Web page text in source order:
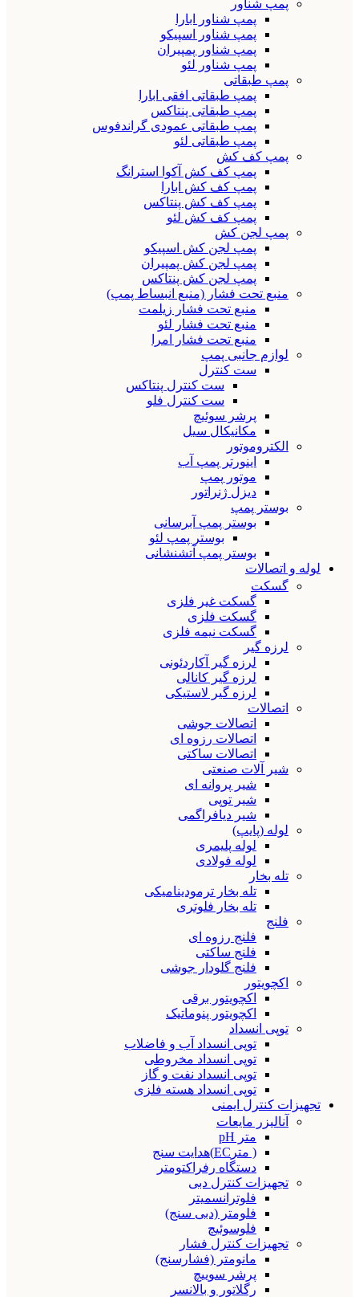
پمپ شناور
پمپ شناور ابارا
پمپ شناور اسپیکو
پمپ شناور پمپیران
پمپ شناور لئو
پمپ طبقاتی
پمپ طبقاتی افقی ابارا
پمپ طبقاتی پنتاکس
پمپ طبقاتی عمودی گراندفوس
پمپ طبقاتی لئو
پمپ کف کش
پمپ کف کش آکوا استرانگ
پمپ کف کش ابارا
پمپ کف کش پنتاکس
پمپ کف کش لئو
پمپ لجن کش
پمپ لجن کش اسپیکو
پمپ لجن کش پمپیران
پمپ لجن کش پنتاکس
منبع تحت فشار (منبع انبساط پمپ)
منبع تحت فشار زیلمت
منبع تحت فشار لئو
منبع تحت فشار امرا
لوازم جانبی پمپ
ست کنترل
ست کنترل پنتاکس
ست کنترل فلو
پرشر سوئیچ
مکانیکال سیل
الکتروموتور
اینورتر پمپ آب
موتور پمپ
دیزل ژنراتور
بوستر پمپ
بوستر پمپ آبرسانی
بوستر پمپ لئو
بوستر پمپ آتشنشانی
لوله و اتصالات
گسکت
گسکت غیر فلزی
گسکت فلزی
گسکت نیمه فلزی
لرزه گیر
لرزه گیر آکاردئونی
لرزه گیر کانالی
لرزه گیر لاستیکی
اتصالات
اتصالات جوشی
اتصالات رزوه ای
اتصالات ساکتی
شیر آلات صنعتی
شیر پروانه ای
شیر توپی
شیر دیافراگمی
لوله (پایپ)
لوله پلیمری
لوله فولادی
تله بخار
تله بخار ترمودینامیکی
تله بخار فلوتری
فلنج
فلنج رزوه ای
فلنج ساکتی
فلنج گلودار جوشی
اکچویتور
اکچویتور برقی
اکچویتور پنوماتیک
توپی انسداد
توپی انسداد آب و فاضلاب
توپی انسداد مخروطی
توپی انسداد نفت و گاز
توپی انسداد هسته فلزی
تجهیزات کنترل ایمنی
آنالیزر مایعات
متر pH
( مترEC)هدایت سنج
دستگاه رفراکتومتر
تجهیزات کنترل دبی
فلوترانسمیتر
فلومتر (دبی سنج)
فلوسوئیچ
تجهیزات کنترل فشار
مانومتر (فشارسنج)
پرشر سوییچ
رگلاتور و بالانسر